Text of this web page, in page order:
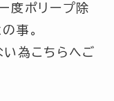
度ポリープ除
事。
為こちらへご